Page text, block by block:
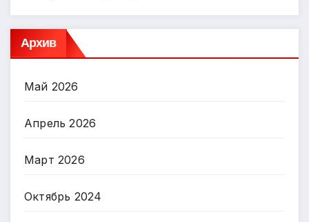
Архив
Май 2026
Апрель 2026
Март 2026
Октябрь 2024